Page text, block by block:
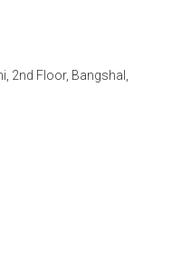
2nd Floor, Bangshal,